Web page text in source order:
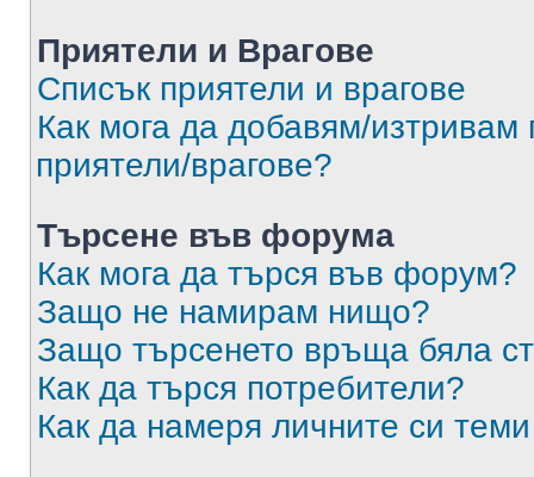
Приятели и Врагове
Списък приятели и врагове
Как мога да добавям/изтривам
приятели/врагове?
Търсене във форума
Как мога да търся във форум?
Защо не намирам нищо?
Защо търсенето връща бяла
Как да търся потребители?
Как да намеря личните си